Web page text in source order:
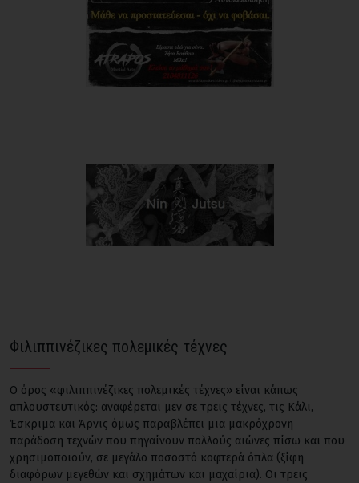
Φιλιππινέζικες πολεμικές τέχνες
Ο όρος «φιλιππινέζικες πολεμικές τέχνες» είναι κάπως
απλουστευτικός: αναφέρεται μεν σε τρεις τέχνες, τις Κάλι,
Έσκριμα και Άρνις όμως παραβλέπει μια μακρόχρονη
παράδοση τεχνών που πηγαίνουν πολλούς αιώνες πίσω και που
χρησιμοποιούν, σε μεγάλο ποσοστό κοφτερά όπλα (ξίφη
διαφόρων μεγεθών και σχημάτων και μαχαίρια). Οι τρεις